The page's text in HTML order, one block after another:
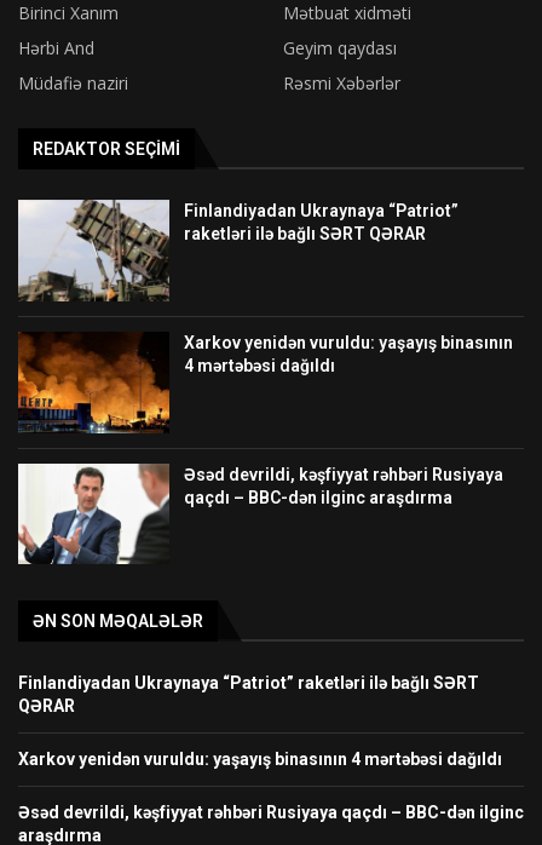
Birinci Xanım
Mətbuat xidməti
Hərbi And
Geyim qaydası
Müdafiə naziri
Rəsmi Xəbərlər
REDAKTOR SEÇIMI
Finlandiyadan Ukraynaya “Patriot”
raketləri ilə bağlı SƏRT QƏRAR
Xarkov yenidən vuruldu: yaşayış binasının
4 mərtəbəsi dağıldı
Əsəd devrildi, kəşfiyyat rəhbəri Rusiyaya
qaçdı – BBC-dən ilginc araşdırma
ƏN SON MƏQALƏLƏR
Finlandiyadan Ukraynaya “Patriot” raketləri ilə bağlı SƏRT
QƏRAR
Xarkov yenidən vuruldu: yaşayış binasının 4 mərtəbəsi dağıldı
Əsəd devrildi, kəşfiyyat rəhbəri Rusiyaya qaçdı – BBC-dən ilginc
araşdırma